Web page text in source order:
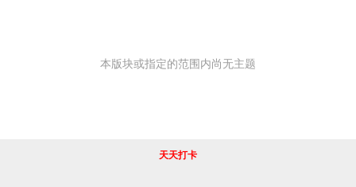
本版块或指定的范围内尚无主题
天天打卡